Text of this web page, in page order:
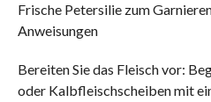
Frische Petersilie zum
Anweisungen
Bereiten Sie das Fleisch vor:
oder Kalbfleischscheiben mit